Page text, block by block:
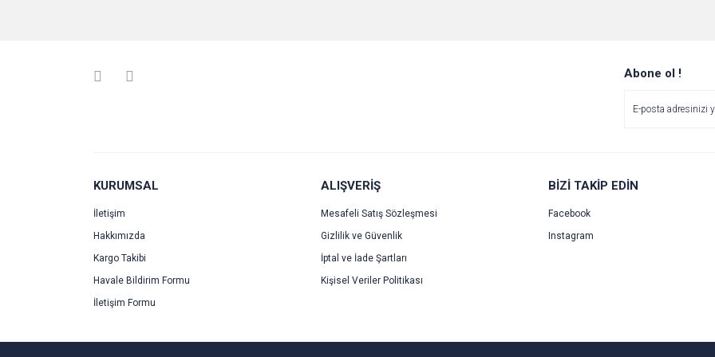
Abone ol !
KURUMSAL
İletişim
Hakkımızda
Kargo Takibi
Havale Bildirim Formu
İletişim Formu
ALIŞVERİŞ
Mesafeli Satış Sözleşmesi
Gizlilik ve Güvenlik
İptal ve İade Şartları
Kişisel Veriler Politikası
BİZİ TAKİP EDİN
Facebook
Instagram